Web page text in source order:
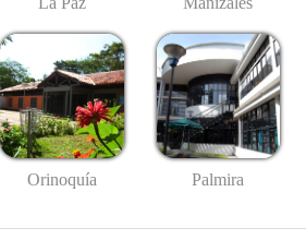
Orinoquía Palmira